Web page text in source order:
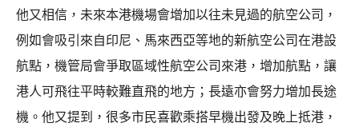
他又相信，未來本港機場會增加以往未見過的航空公司，
例如會吸引來自印尼、馬來西亞等地的新航空公司在港設
航點，機管局會爭取區域性航空公司來港，增加航點，讓
港人可飛往平時較難直飛的地方；長遠亦會努力增加長途
機。他又提到，很多市民喜歡乘搭早機出發及晚上抵港，